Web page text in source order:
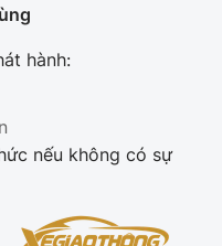
hành:
nếu không có sự